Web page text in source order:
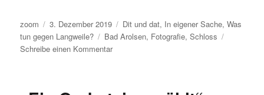
Autor
zoom
Veröffentlicht
am
3. Dezember 2019 Kategorien
Dit und dat, In eigener Sache,Was
tun gegen Langweile?
Schlagwörter
Bad Arolsen, Fotografie,Schloss
Schreibe einen Kommentarzu